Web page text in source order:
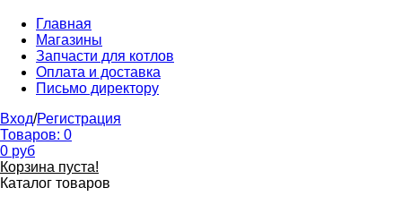
Главная
Магазины
Запчасти для котлов
Оплата и доставка
Письмо директору
Вход/Регистрация
Товаров: 0
0 руб
Корзина пуста!
Каталог товаров